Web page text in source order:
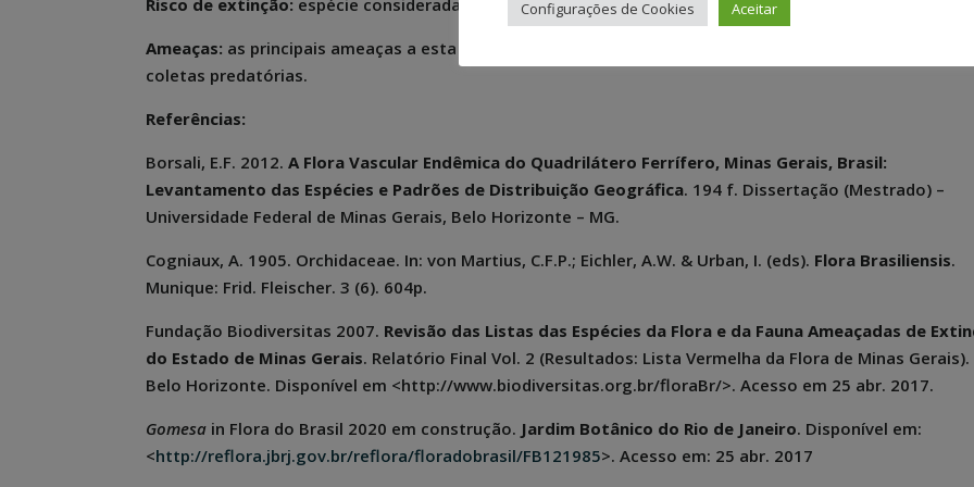
Risco de extinção: espécie considerada “Criticamente em perigo” segundo Fundação Biodiversitas, 2007.
Ameaças: as principais ameaças a esta espécie são as mineradoras, os condomínios particulares e as
coletas predatórias.
Referências:
Borsali, E.F. 2012.A Flora Vascular Endêmica do Quadrilátero Ferrífero, Minas Gerais, Brasil:
Levantamento das Espécies e Padrões de Distribuição Geográfica. 194 f. Dissertação (Mestrado) –
Universidade Federal de Minas Gerais, Belo Horizonte – MG.
Cogniaux, A. 1905. Orchidaceae. In: von Martius, C.F.P.; Eichler, A.W. & Urban, I. (eds). Flora Brasiliensis.
Munique: Frid. Fleischer. 3 (6). 604p.
Fundação Biodiversitas 2007. Revisão das Listas das Espécies da Flora e da Fauna Ameaçadas de
do Estado de Minas Gerais. Relatório Final Vol. 2 (Resultados: Lista Vermelha da Flora de Minas Gerais).
Belo Horizonte. Disponível em <http://www.biodiversitas.org.br/floraBr/>. Acesso em 25 abr. 2017.
Gomesa in Flora do Brasil 2020 em construção. Jardim Botânico do Rio de Janeiro. Disponível em:
<http://reflora.jbrj.gov.br/reflora/floradobrasil/FB121985>. Acesso em: 25 abr. 2017
Configurações de Cookies Aceitar